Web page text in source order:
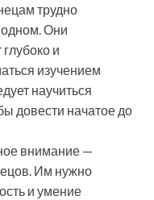
трудно
одном. Они
и
изучением
научиться
довести начатое до
внимание —
Им нужно
и умение